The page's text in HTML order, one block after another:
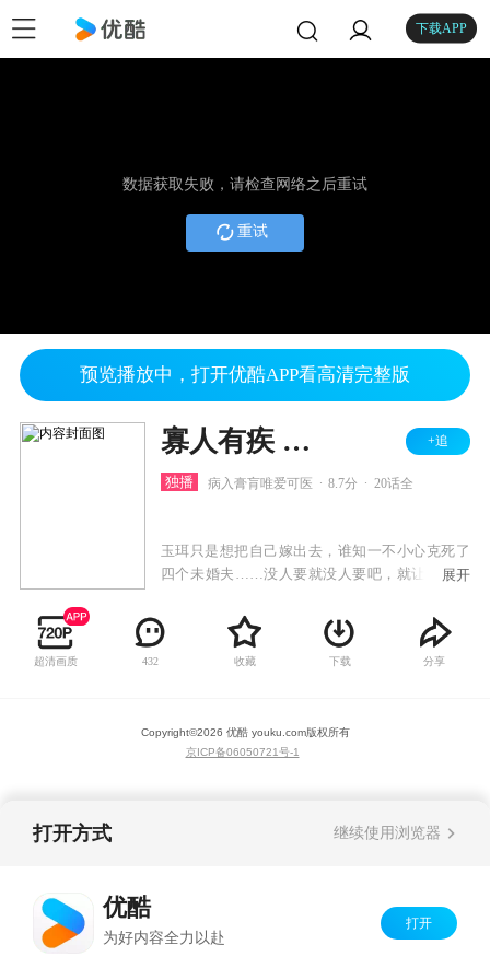
下载APP
数据获取失败，请检查网络之后重试
重试
预览播放中，打开优酷APP看高清完整版
寡人有疾 其名相思 +追
独播 病入膏肓唯爱可医 8.7分 20话全
玉珥只是想把自己嫁出去，谁知一不小心克死了
四个未婚夫……没人要就没人要吧，就让她安安
商量商量，下次你想来我房，走门行吗？我给你
留门！“不行！我们是在幽会，爬窗我比较有感
展开
超清画质 432 收藏 下载 分享
Copyright©2026 优酷 youku.com版权所有
京ICP备06050721号-1
打开方式 继续使用浏览器
优酷
为好内容全力以赴
打开